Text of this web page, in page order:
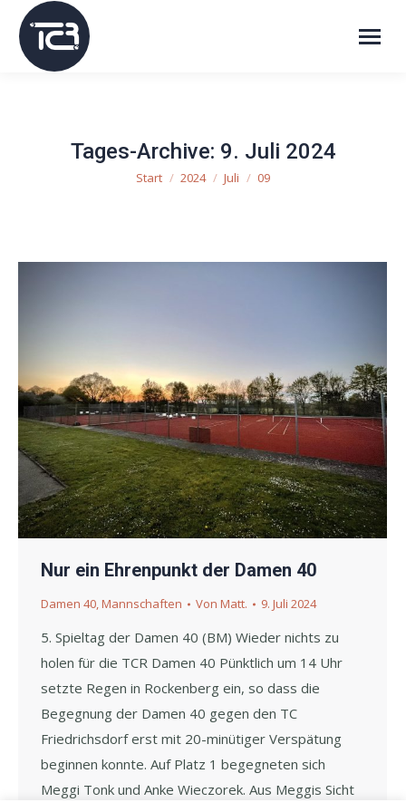
Tages-Archive: 9. Juli 2024
Sie befinden sich hier:
Start 2024 Juli 09
Nur ein Ehrenpunkt der Damen 40
Damen 40,Mannschaften Von Matt. 9. Juli 2024
5. Spieltag der Damen 40 (BM) Wieder nichts zu
holen für die TCR Damen 40 Pünktlich um 14 Uhr
setzte Regen in Rockenberg ein, so dass die
Begegnung der Damen 40 gegen den TC
Friedrichsdorf erst mit 20-minütiger Verspätung
beginnen konnte. Auf Platz 1 begegneten sich
Meggi Tonk und Anke Wieczorek. Aus Meggis Sicht